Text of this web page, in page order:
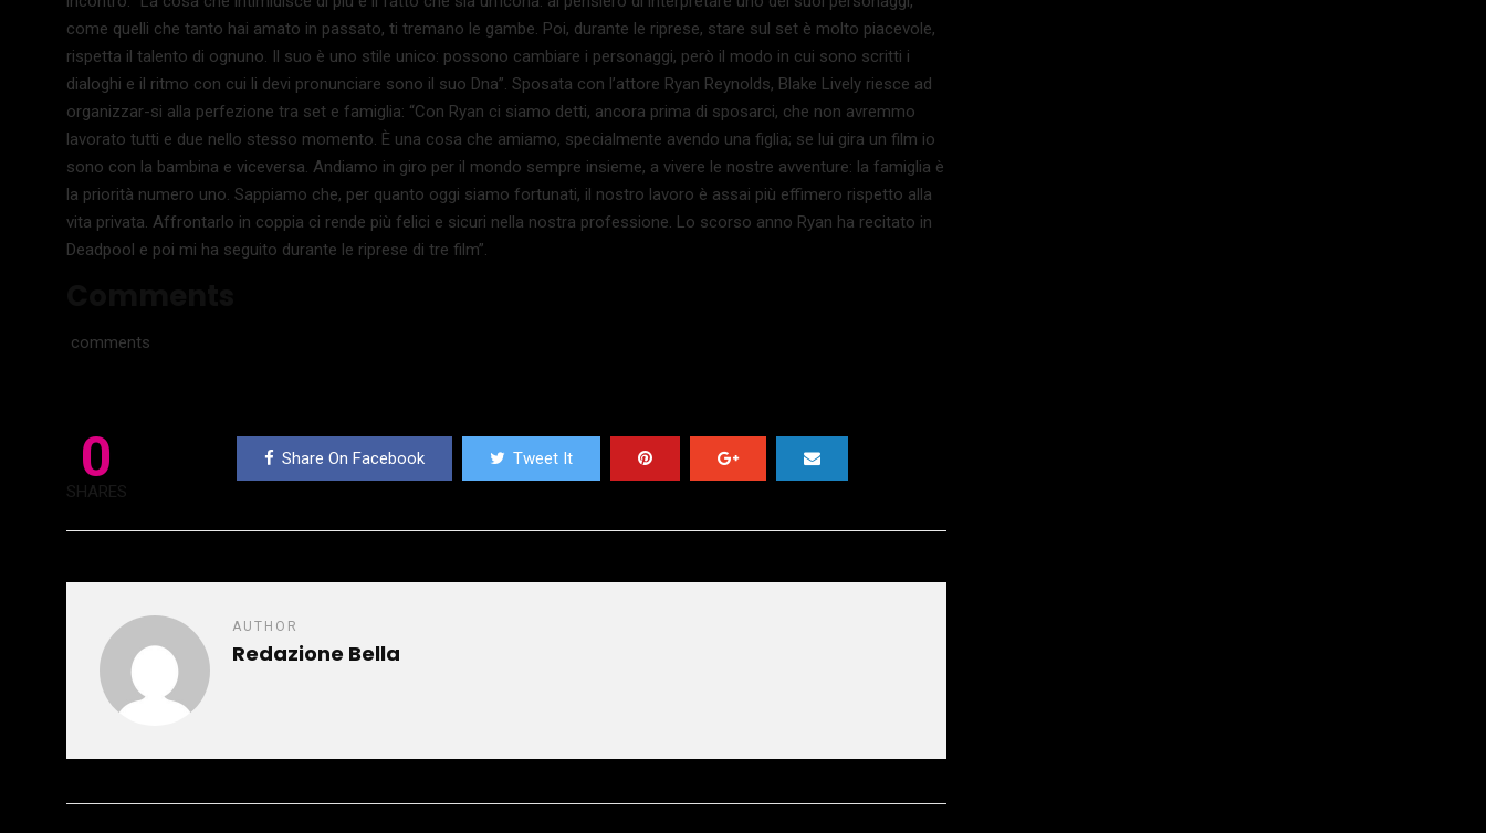
come quelli che tanto hai amato in passato, ti tremano le gambe. Poi, durante le riprese, stare sul set è molto piacevole,
rispetta il talento di ognuno. Il suo è uno stile unico: possono cambiare i personaggi, però il modo in cui sono scritti i
dialoghi e il ritmo con cui li devi pronunciare sono il suo Dna”. Sposata con l’attore Ryan Reynolds, Blake Lively riesce ad
organizzar-si alla perfezione tra set e famiglia: “Con Ryan ci siamo detti, ancora prima di sposarci, che non avremmo
lavorato tutti e due nello stesso momento. È una cosa che amiamo, specialmente avendo una figlia; se lui gira un film io
sono con la bambina e viceversa. Andiamo in giro per il mondo sempre insieme, a vivere le nostre avventure: la famiglia è
la priorità numero uno. Sappiamo che, per quanto oggi siamo fortunati, il nostro lavoro è assai più effimero rispetto alla
vita privata. Affrontarlo in coppia ci rende più felici e sicuri nella nostra professione. Lo scorso anno Ryan ha recitato in
Deadpool e poi mi ha seguito durante le riprese di tre film”.
comments
0
SHARES
Share On Facebook Tweet It
AUTHOR
Redazione Bella